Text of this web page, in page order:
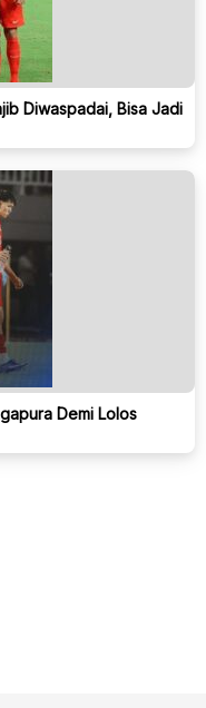
Diwaspadai, Bisa Jadi
Demi Lolos